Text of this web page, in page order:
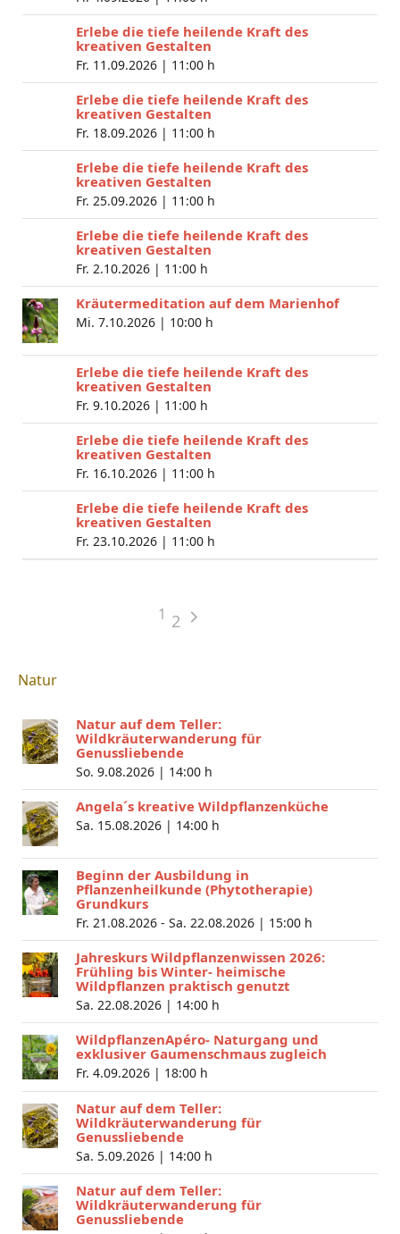
Erlebe die tiefe heilende Kraft des
kreativen Gestalten
Fr. 11.09.2026 | 11:00 h
Erlebe die tiefe heilende Kraft des
kreativen Gestalten
Fr. 18.09.2026 | 11:00 h
Erlebe die tiefe heilende Kraft des
kreativen Gestalten
Fr. 25.09.2026 | 11:00 h
Erlebe die tiefe heilende Kraft des
kreativen Gestalten
Fr. 2.10.2026 | 11:00 h
Kräutermeditation auf dem Marienhof
Mi. 7.10.2026 | 10:00 h
Erlebe die tiefe heilende Kraft des
kreativen Gestalten
Fr. 9.10.2026 | 11:00 h
Erlebe die tiefe heilende Kraft des
kreativen Gestalten
Fr. 16.10.2026 | 11:00 h
Erlebe die tiefe heilende Kraft des
kreativen Gestalten
Fr. 23.10.2026 | 11:00 h
1 2
Natur
Natur auf dem Teller:
Wildkräuterwanderung für
Genussliebende
So. 9.08.2026 | 14:00 h
Angela´s kreative Wildpflanzenküche
Sa. 15.08.2026 | 14:00 h
Beginn der Ausbildung in
Pflanzenheilkunde (Phytotherapie)
Grundkurs
Fr. 21.08.2026 - Sa. 22.08.2026 | 15:00 h
Jahreskurs Wildpflanzenwissen 2026:
Frühling bis Winter- heimische
Wildpflanzen praktisch genutzt
Sa. 22.08.2026 | 14:00 h
WildpflanzenApéro- Naturgang und
exklusiver Gaumenschmaus zugleich
Fr. 4.09.2026 | 18:00 h
Natur auf dem Teller:
Wildkräuterwanderung für
Genussliebende
Sa. 5.09.2026 | 14:00 h
Natur auf dem Teller:
Wildkräuterwanderung für
Genussliebende